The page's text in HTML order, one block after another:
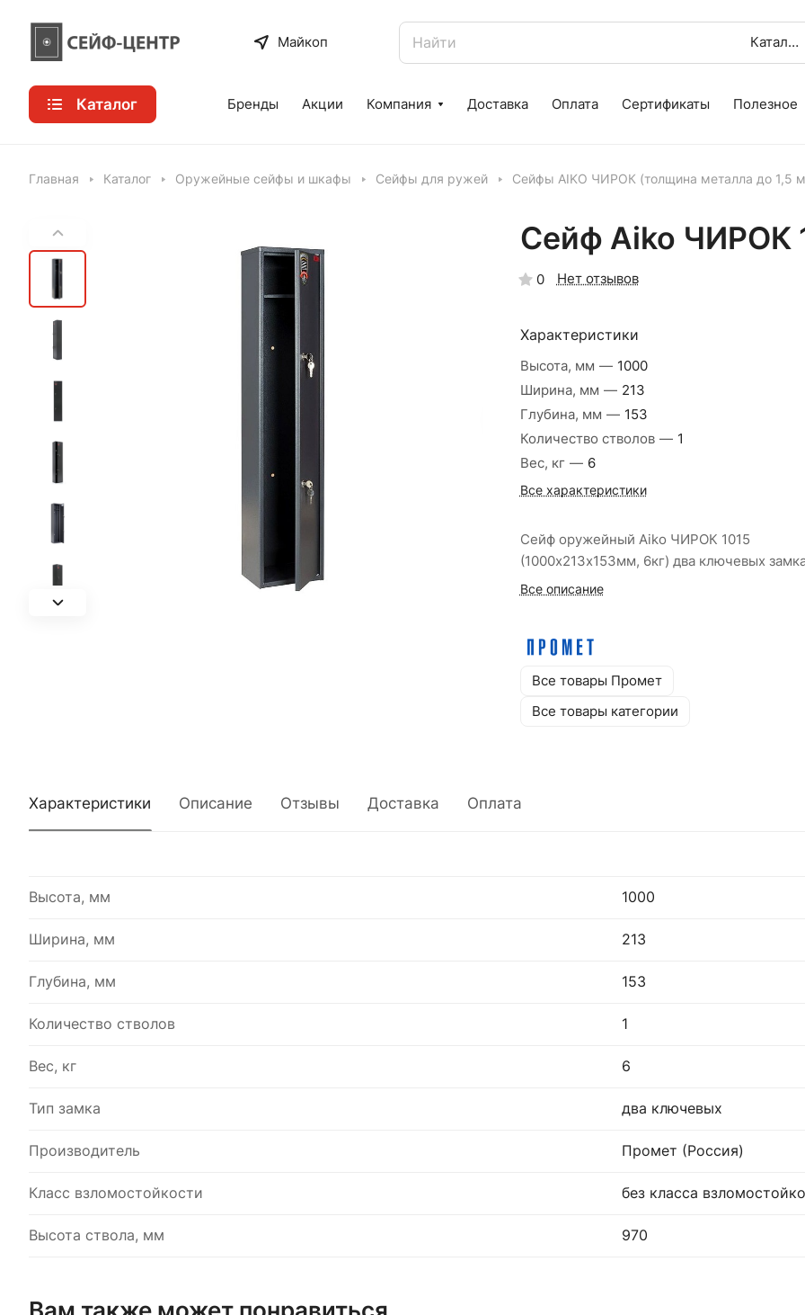
Майкоп Каталог
Каталог Бренды Акции Компания Доставка Оплата Сертификаты Полезное
Главная Каталог Оружейные сейфы и шкафы Сейфы для ружей Сейфы AIKO ЧИРОК (толщина металла до 1,5
Сейф Aiko ЧИРОК
0 Нет отзывов
Характеристики
Высота, мм — 1000
Ширина, мм — 213
Глубина, мм — 153
Количество стволов — 1
Вес, кг — 6
Все характеристики
Сейф оружейный Aiko ЧИРОК 1015
(1000х213х153мм, 6кг) два ключевых
Все описание
Все товары Промет
Все товары категории
Характеристики Описание Отзывы Доставка Оплата
Высота, мм 1000
Ширина, мм 213
Глубина, мм 153
Количество стволов 1
Вес, кг 6
Тип замка два ключевых
Производитель Промет (Россия)
Класс взломостойкости без класса
Высота ствола, мм 970